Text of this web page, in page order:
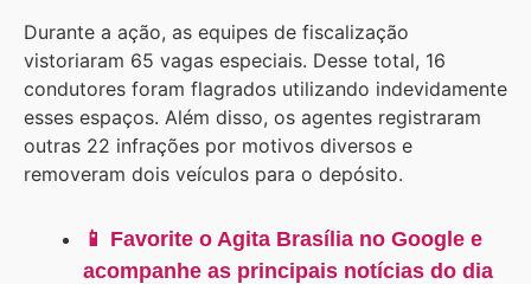
Durante a ação, as equipes de fiscalização
vistoriaram 65 vagas especiais. Desse total, 16
condutores foram flagrados utilizando indevidamente
esses espaços. Além disso, os agentes registraram
outras 22 infrações por motivos diversos e
removeram dois veículos para o depósito.
📱 Favorite o Agita Brasília no Google e
acompanhe as principais notícias do dia